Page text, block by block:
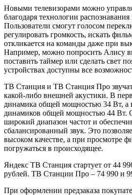
Новыми телевизорами можно
благодаря технологии
Пользователи смогут голосом
регулировать громкость, искать
откликается на команды даже при
Например, можно попросить Алису
поставить таймер или сделать свет
устройствах доступны все
ТВ Станция и ТВ Станция Про
какой-либо внешней акустики. В
динамика общей мощностью 34 Вт, а
динамиков общей мощностью 44 Вт.
широкий диапазон частот и
сбалансированный звук. Это
высоком качестве, а при просмотре
погружаться в происходящее.
Яндекс ТВ Станция стартует от 44
рублей. ТВ Станции Про – 74 990 и
При оформлении предзаказа